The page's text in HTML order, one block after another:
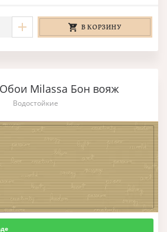
В КОРЗИНУ
Milassa Бон вояж
Водостойкие